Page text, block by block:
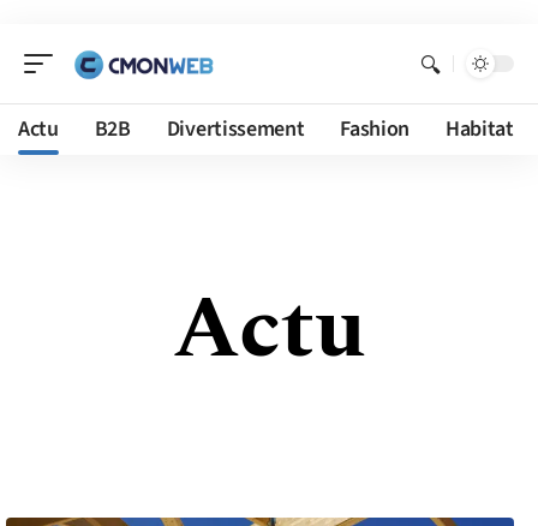
Actu B2B Divertissement Fashion Habitat
Actu